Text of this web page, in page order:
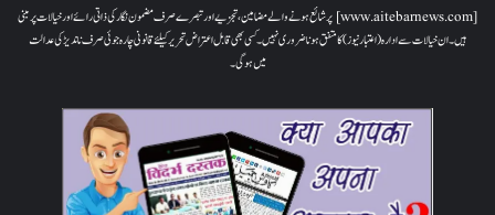
[www.aitebarnews.com] پر شائع ہونے والے مضامین، تجزیے اور تبصرے صرف مضمون نگار کی ذاتی رائے اور خیالات پر مبنی
ہیں۔ ان خیالات سے ادارہ (اعتبار نیوز) کا متفق ہونا ضروری نہیں۔ کسی بھی قابل اعتراض تحریر کیلئے قانونی چارہ جوئی صرف ناندیڑ کی عدالت
میں ہوگی۔